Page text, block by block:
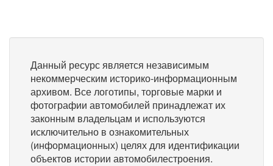
Данный ресурс является независимым
некоммерческим историко-информационным
архивом. Все логотипы, торговые марки и
фотографии автомобилей принадлежат их
законным владельцам и используются
исключительно в ознакомительных
(информационных) целях для идентификации
объектов истории автомобилестроения.